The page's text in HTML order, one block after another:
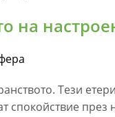
на
Тези
спокойствие през